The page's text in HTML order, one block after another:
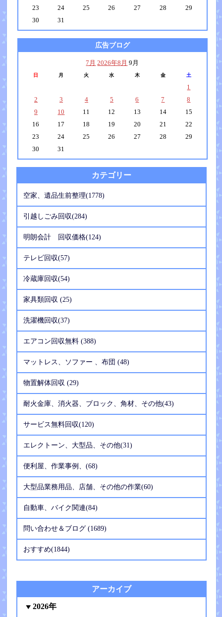
23
24 25 26 27 28
29
30
31
広告ブログ
7月 2026年8月 9月
日 月 火 水 木 金 土
1
2
3 4 5 6 7
8
9
10 11 12 13 14
15
16
17 18 19 20 21
22
23
24 25 26 27 28
29
30
31
カテゴリー
空家、遺品生前整理(1778)
引越しごみ回収(284)
明朗会計 回収価格(124)
テレビ回収(57)
冷蔵庫回収(54)
家具類回収 (25)
洗濯機回収(37)
エアコン回収無料 (388)
マットレス、ソファー 、布団 (48)
物置解体回収 (29)
耐火金庫、消火器、ブロック、角材、その他(43)
サービス無料回収(120)
エレクトーン、大型品、その他(31)
便利屋、作業事例、(68)
大型品業務用品、店舗、その他の作業(60)
自動車、バイク関連(84)
問い合わせ＆ブログ (1689)
おすすめ(1844)
アーカイブ
2026年